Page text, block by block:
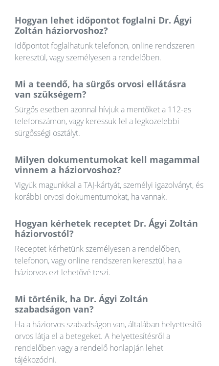
Hogyan lehet időpontot foglalni Dr. Ágyi
Zoltán háziorvoshoz?
Időpontot foglalhatunk telefonon, online rendszeren
keresztül, vagy személyesen a rendelőben.
Mi a teendő, ha sürgős orvosi ellátásra
van szükségem?
Sürgős esetben azonnal hívjuk a mentőket a 112-es
telefonszámon, vagy keressük fel a legközelebbi
sürgősségi osztályt.
Milyen dokumentumokat kell magammal
vinnem a háziorvoshoz?
Vigyük magunkkal a TAJ-kártyát, személyi igazolványt, és
korábbi orvosi dokumentumokat, ha vannak.
Hogyan kérhetek receptet Dr. Ágyi Zoltán
háziorvostól?
Receptet kérhetünk személyesen a rendelőben,
telefonon, vagy online rendszeren keresztül, ha a
háziorvos ezt lehetővé teszi.
Mi történik, ha Dr. Ágyi Zoltán
szabadságon van?
Ha a háziorvos szabadságon van, általában helyettesítő
orvos látja el a betegeket. A helyettesítésről a
rendelőben vagy a rendelő honlapján lehet
tájékozódni.